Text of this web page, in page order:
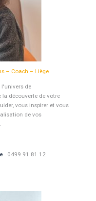
– Coach – Liège
l'univers de
découverte de votre
vous inspirer et vous
de vos
0499 91 81 12